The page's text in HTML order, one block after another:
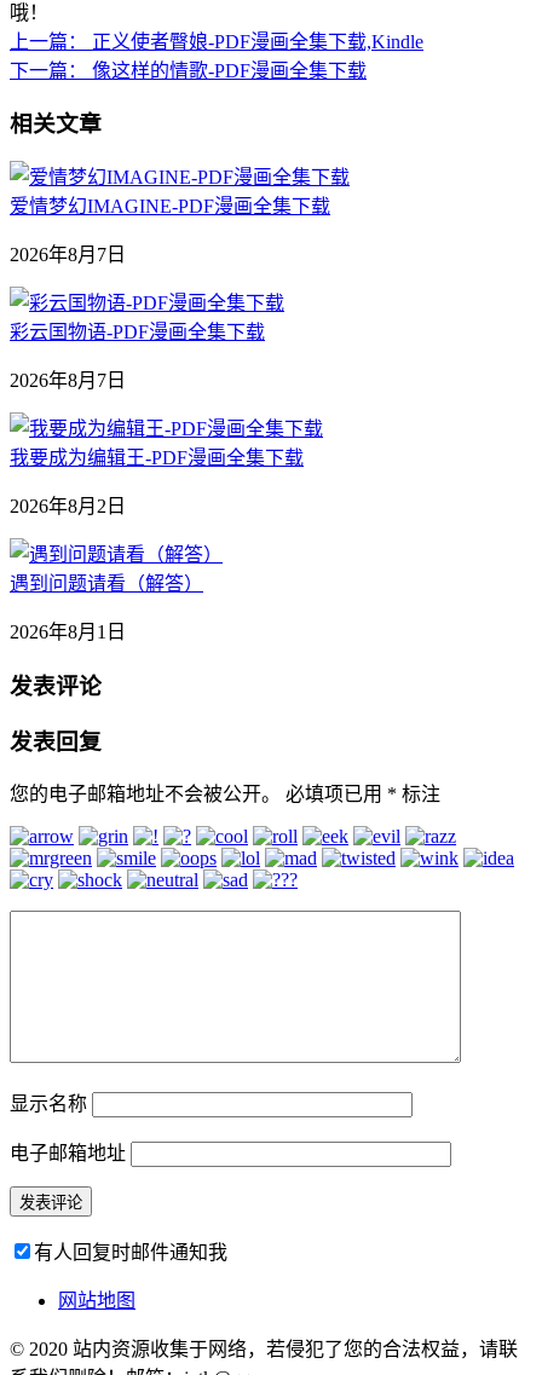
哦！
上一篇：
正义使者臀娘-PDF漫画全集下载,Kindle
下一篇：
像这样的情歌-PDF漫画全集下载
相关文章
爱情梦幻IMAGINE-PDF漫画全集下载
2026年8月7日
彩云国物语-PDF漫画全集下载
2026年8月7日
我要成为编辑王-PDF漫画全集下载
2026年8月2日
遇到问题请看（解答）
2026年8月1日
发表评论
发表回复
您的电子邮箱地址不会被公开。 必填项已用 * 标注
显示名称
电子邮箱地址
有人回复时邮件通知我
网站地图
© 2020 站内资源收集于网络，若侵犯了您的合法权益，请联